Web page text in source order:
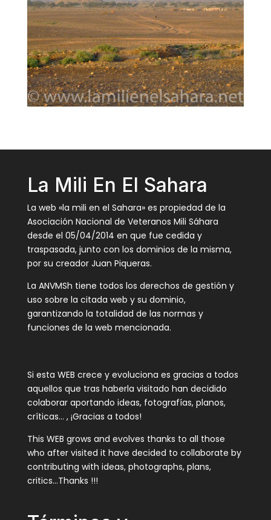
La Mili En El Sahara
La web «la mili en el Sahara» es propiedad de la
Asociación Nacional de Veteranos Mili Sáhara
desde el 05/04/2014 en que fue cedida y
traspasada, junto con los dominios de la misma,
por su creador Juan Piqueras.
La ANVMSh tiene todos los derechos de gestión y
uso sobre la citada web y su dominio,
garantizando la totalidad de las normas y
funciones de la web mencionada.
Si esta WEB crece y evoluciona es gracias a todos
aquellos que tras haberla visitado han decidido
colaborar aportando ideas, fotografías, planos,
críticas… , ¡Gracias a todos!
This WEB grows and evolves thanks to all those
who after visited it have decided to collaborate by
contributing with ideas, photographs, plans,
critics…Thanks !!!